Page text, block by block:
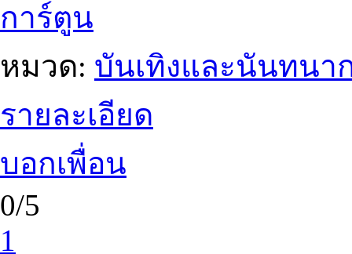
การ์ตูน
หมวด: บันเทิงและนันทนา
รายละเอียด
บอกเพื่อน
0/5
1